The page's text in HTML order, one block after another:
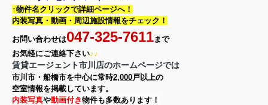
↑物件名クリックで詳細ページへ！
内装写真・動画・ 周辺施設情報をチェック！
お問い合わせは047-325-7611まで
お気軽にご連絡下さい♪♪
賃貸エージェント市川店のホームページでは
市川市・船橋市を中心に常時2,000戸以上の
空室情報を掲載しています。
内装写真や動画付き物件も多数あります！